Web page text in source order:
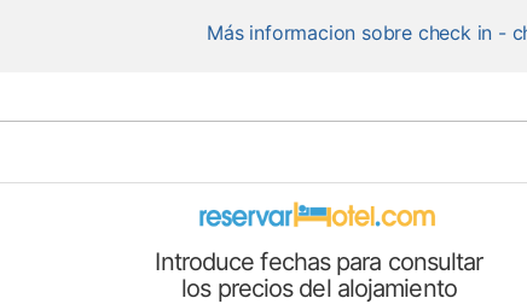
Más informacion sobre check in -
Introduce fechas para consultar
los precios del alojamiento